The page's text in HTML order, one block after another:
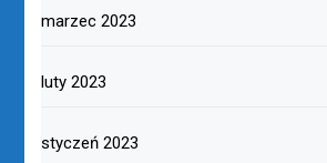
marzec 2023
luty 2023
styczeń 2023